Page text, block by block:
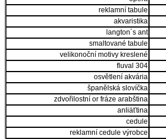
reklamní tabule
akvaristika
langton´s ant
smaltované tabule
velikonoční motivy kreslené
fluval 304
osvětlení akvária
španělská slovíčka
zdvořilostní or fráze arabština
anliäťtina
cedule
reklamní cedule výrobce